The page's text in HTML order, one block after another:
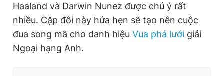
Haaland và Darwin Nunez được chú ý rất
nhiều. Cặp đôi này hứa hẹn sẽ tạo nên cuộc
đua song mã cho danh hiệu Vua phá lưới giải
Ngoại hạng Anh.